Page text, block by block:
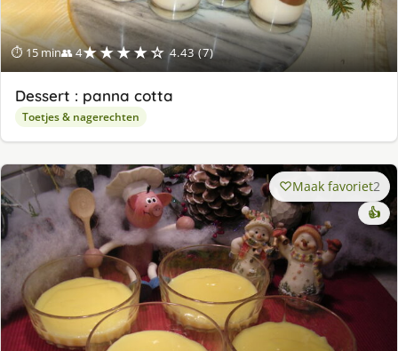
⏱ 15 min👥 4★★★★☆ 4.43 (7)
Dessert : panna cotta
Toetjes & nagerechten
Maak favoriet2
👍